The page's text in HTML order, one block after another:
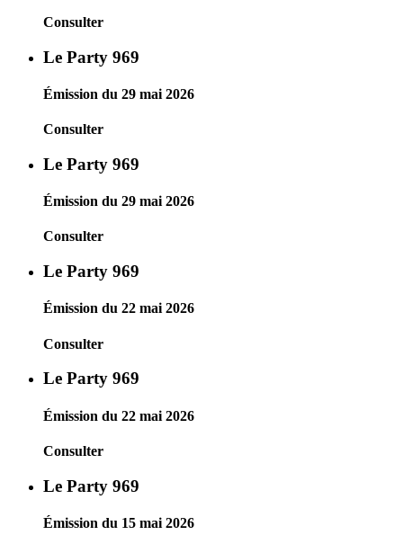
Consulter
Le Party 969
Émission du 29 mai 2026
Consulter
Le Party 969
Émission du 29 mai 2026
Consulter
Le Party 969
Émission du 22 mai 2026
Consulter
Le Party 969
Émission du 22 mai 2026
Consulter
Le Party 969
Émission du 15 mai 2026